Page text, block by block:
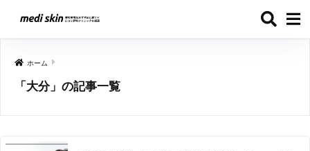
ホーム
「大分」の記事一覧